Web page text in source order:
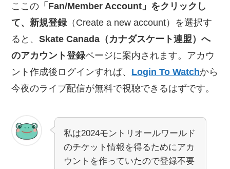
ここの 「Fan/Member Account」をクリックし
て、新規登録（Create a new account）を選択す
ると、Skate Canada（カナダスケート連盟）へ
のアカウント登録ページに案内されます。アカウ
ント作成後ログインすれば、 Login To Watchから
今夜のライブ配信が無料で視聴できるはずです。
私は2024モントリオールワールド
のチケット情報を得るためにアカ
ウントを作っていたので登録不要